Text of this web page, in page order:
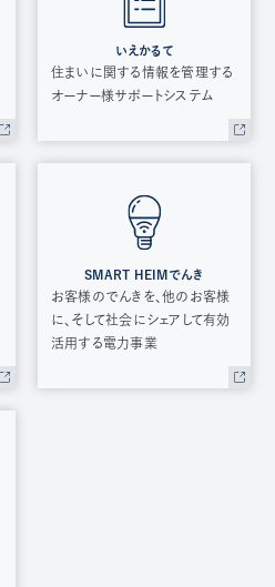
いえかるて
住まいに関する情報を管理する
オーナー様サポートシステム
SMART HEIMでんき
お客様のでんきを、他のお客様
に、そして社会にシェアして有効
活用する電力事業